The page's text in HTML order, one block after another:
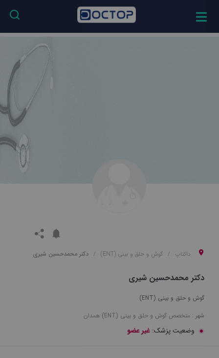
داکتاپ گوش و حلق و بینی (ENT) دکتر محمدحسین شیری
دکتر محمدحسین شیری
گوش و حلق و بینی (ENT)
شهر : متخصص گوش و حلق و بینی (ENT) همدان
وضعیت پزشک: غیر عضو